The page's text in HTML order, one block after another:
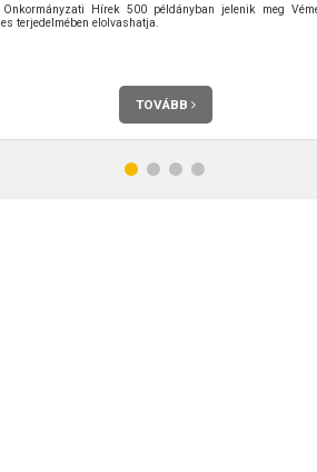
Hírek 500 példányban jelenik meg
terjedelmében elolvashatja.
TOVÁBB